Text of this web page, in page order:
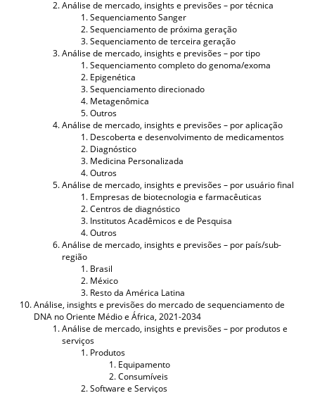
Análise de mercado, insights e previsões – por técnica
Sequenciamento Sanger
Sequenciamento de próxima geração
Sequenciamento de terceira geração
Análise de mercado, insights e previsões – por tipo
Sequenciamento completo do genoma/exoma
Epigenética
Sequenciamento direcionado
Metagenômica
Outros
Análise de mercado, insights e previsões – por aplicação
Descoberta e desenvolvimento de medicamentos
Diagnóstico
Medicina Personalizada
Outros
Análise de mercado, insights e previsões – por usuário final
Empresas de biotecnologia e farmacêuticas
Centros de diagnóstico
Institutos Acadêmicos e de Pesquisa
Outros
Análise de mercado, insights e previsões – por país/sub-
região
Brasil
México
Resto da América Latina
Análise, insights e previsões do mercado de sequenciamento de
DNA no Oriente Médio e África, 2021-2034
Análise de mercado, insights e previsões – por produtos e
serviços
Produtos
Equipamento
Consumíveis
Software e Serviços